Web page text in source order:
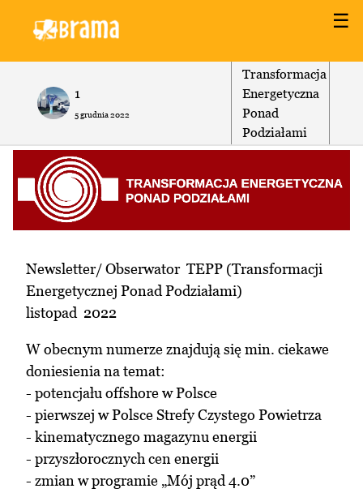
☰
1
5 grudnia 2022
Transformacja
Energetyczna
Ponad
Podziałami
Newsletter/ Obserwator TEPP (Transformacji
Energetycznej Ponad Podziałami)
listopad 2022
W obecnym numerze znajdują się min. ciekawe
doniesienia na temat:
- potencjału offshore w Polsce
- pierwszej w Polsce Strefy Czystego Powietrza
- kinematycznego magazynu energii
- przyszłorocznych cen energii
- zmian w programie „Mój prąd 4.0”